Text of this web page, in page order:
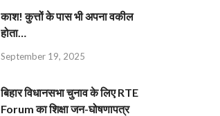
काश! कुत्तों के पास भी अपना वकील
होता…
September 19, 2025
बिहार विधानसभा चुनाव के लिए RTE
Forum का शिक्षा जन-घोषणापत्र